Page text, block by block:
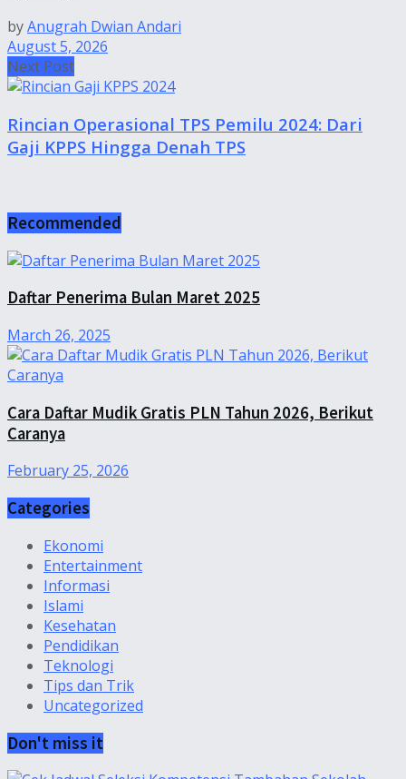
byAnugrah Dwian Andari
August 5, 2026
Next Post
Rincian Operasional TPS Pemilu 2024: Dari
Gaji KPPS Hingga Denah TPS
Recommended
Daftar Penerima Bulan Maret 2025
March 26, 2025
Cara Daftar Mudik Gratis PLN Tahun 2026, Berikut
Caranya
February 25, 2026
Categories
Ekonomi
Entertainment
Informasi
Islami
Kesehatan
Pendidikan
Teknologi
Tips dan Trik
Uncategorized
Don't miss it